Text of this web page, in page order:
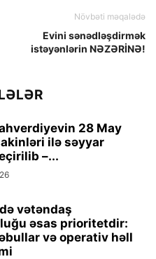
Növbəti məqalədə
Evini sənədləşdirmək
istəyənlərin NƏZƏRİNƏ!
28 May
ilə səyyar
–...
vətəndaş
əsas prioritetdir:
və operativ həll